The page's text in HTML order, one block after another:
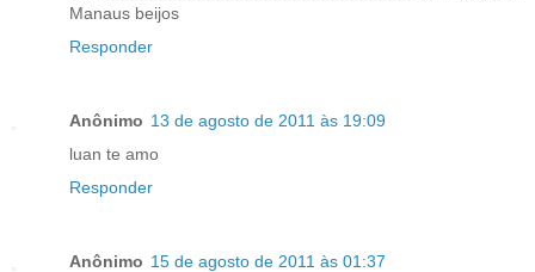
Manaus beijos
Responder
Anônimo 13 de agosto de 2011 às 19:09
luan te amo
Responder
Anônimo 15 de agosto de 2011 às 01:37